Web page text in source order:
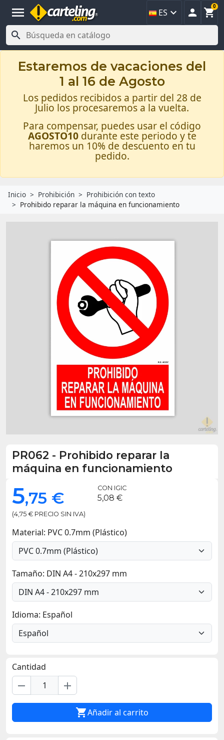
menu ES   
0

Estaremos de vacaciones del
1 al 16 de Agosto
Los pedidos recibidos a partir del 28 de
Julio los procesaremos a la vuelta.
Para compensar, puedes usar el código
AGOSTO10 durante este periodo y te
haremos un 10% de descuento en tu
pedido.
Inicio Prohibición
Prohibición con texto
Prohibido reparar la máquina en funcionamiento
PR062 - Prohibido reparar la
máquina en funcionamiento
5,75 €
(4,75 € PRECIO SIN IVA)
CON IGIC
5,08 €
Material: PVC 0.7mm (Plástico)
Tamaño: DIN A4 - 210x297 mm
Idioma: Español
Cantidad
remove add
Añadir al carrito